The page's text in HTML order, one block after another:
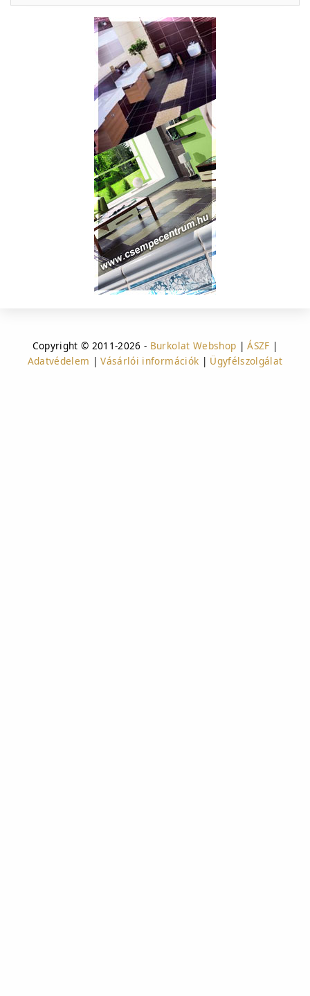
Copyright © 2011-2026 - Burkolat Webshop |ÁSZF |
Adatvédelem |Vásárlói információk | Ügyfélszolgálat